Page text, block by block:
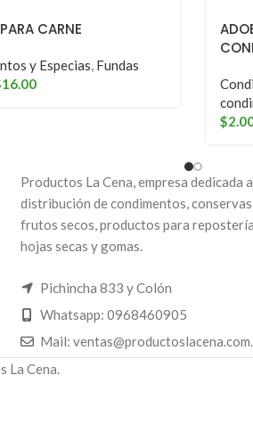
CARNE
y Especias, Fundas
16.00
$
Productos La Cena, empresa dedicada
distribución de condimentos,
frutos secos, productos para
hojas secas y gomas.
Pichincha 833 y Colón
Whatsapp: 0968460905
Mail:
La Cena.